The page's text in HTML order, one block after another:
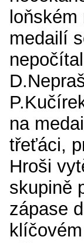
medailí
na
třeťáci,
Hroši
skupině
zápase